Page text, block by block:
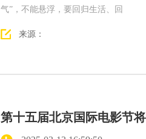
气”，不能悬浮，要回归生活、回
来源：
第十五届北京国际电影节